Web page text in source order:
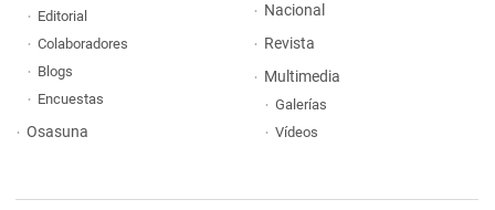
Editorial
Colaboradores
Blogs
Encuestas
Osasuna
Nacional
Revista
Multimedia
Galerías
Vídeos